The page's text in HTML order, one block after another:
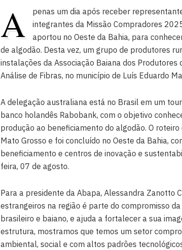
A
penas um dia após receber
integrantes da Missão Compradores
aportou no Oeste da Bahia, para
de algodão. Desta vez, um grupo de produtores
instalações da Associação Baiana dos
Análise de Fibras, no município de Luís Eduardo
A delegação australiana está no Brasil em um
banco holandês Rabobank, com o objetivo
produção ao beneficiamento do algodão. O
Mato Grosso e foi concluído no Oeste da Bahia,
beneficiamento e centros de inovação e
feira, 07 de agosto.
Para a presidente da Abapa, Alessandra Zanotto
estrangeiros na região é parte do compromisso
brasileiro e baiano, e ajuda a fortalecer a sua
estrutura, mostramos que temos um setor
ambiental, social e com altos padrões